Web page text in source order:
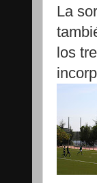
La
los